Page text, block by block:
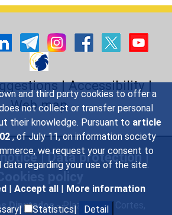
and third party cookies to offer a
not collect or transfer personal
their knowledge. Pursuant to article
, of July 11, on information society
we request your consent to
regarding your use of the site.
| Accept all | More information
Statistics| Detail
|Accessibility|
Web map
|Data protection |
Diputados- Plaza de las Cortes,